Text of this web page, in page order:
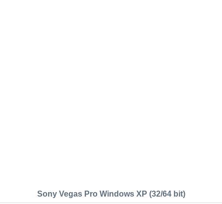
Sony Vegas Pro Windows XP (32/64 bit)